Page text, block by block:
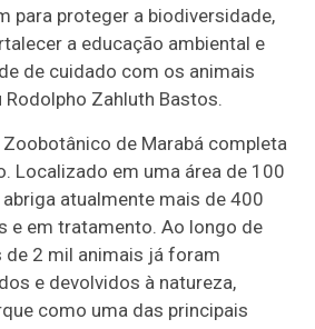
para proteger a biodiversidade,
a educação ambiental e
de cuidado com os animais
Zahluth Bastos.
Zoobotânico de Marabá completa
Localizado em uma área de 100
atualmente mais de 400
e em tratamento. Ao longo de
de 2 mil animais já foram
e devolvidos à natureza,
como uma das principais